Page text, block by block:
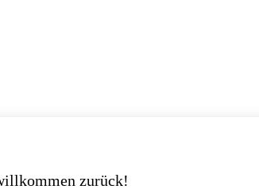
zurück!